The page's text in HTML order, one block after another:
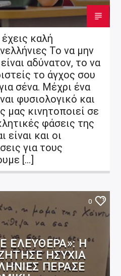
καλή
Το να μην
αδύνατον, το να
το άγχος σου
σένα. Μέχρι ένα
φυσιολογικό και
μας κινητοποιεί σε
φάσεις της
και οι
για τους
[…]
0
ΕΛΕΎΘΕΡΑ»: Η
ΗΣΥΧΊΑ
ΠΈΡΑΣΕ